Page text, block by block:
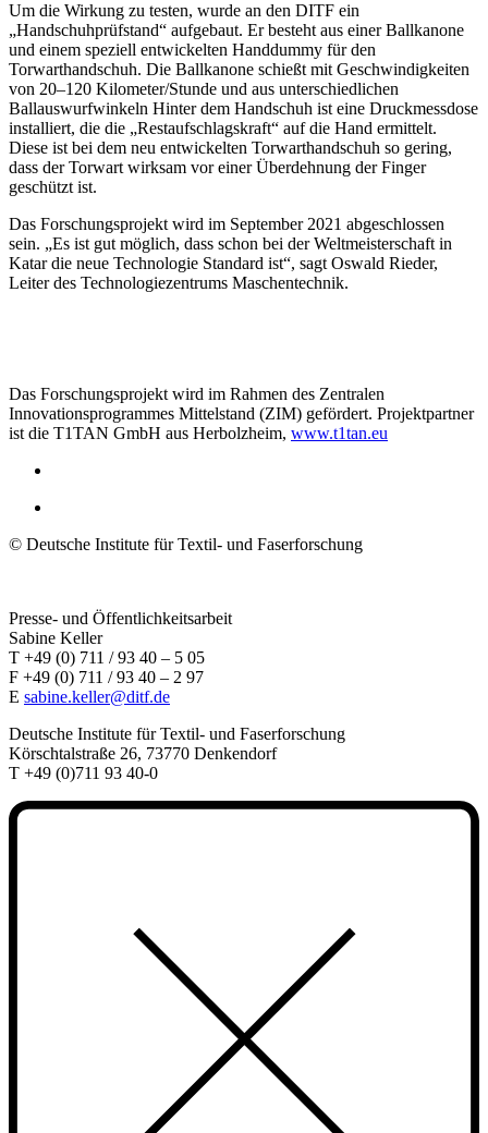
Um die Wirkung zu testen, wurde an den DITF ein
„Handschuhprüfstand“ aufgebaut. Er besteht aus einer Ballkanone
und einem speziell entwickelten Handdummy für den
Torwarthandschuh. Die Ballkanone schießt mit Geschwindigkeiten
von 20–120 Kilometer/Stunde und aus unterschiedlichen
Ballauswurfwinkeln Hinter dem Handschuh ist eine Druckmessdose
installiert, die die „Restaufschlagskraft“ auf die Hand ermittelt.
Diese ist bei dem neu entwickelten Torwarthandschuh so gering,
dass der Torwart wirksam vor einer Überdehnung der Finger
geschützt ist.
Das Forschungsprojekt wird im September 2021 abgeschlossen
sein. „Es ist gut möglich, dass schon bei der Weltmeisterschaft in
Katar die neue Technologie Standard ist“, sagt Oswald Rieder,
Leiter des Technologiezentrums Maschentechnik.
Das Forschungsprojekt wird im Rahmen des Zentralen
Innovationsprogrammes Mittelstand (ZIM) gefördert. Projektpartner
ist die T1TAN GmbH aus Herbolzheim, www.t1tan.eu
© Deutsche Institute für Textil- und Faserforschung
Presse- und Öffentlichkeitsarbeit
Sabine Keller
T +49 (0) 711 / 93 40 – 5 05
F +49 (0) 711 / 93 40 – 2 97
E sabine.keller@ditf.de
Deutsche Institute für Textil- und Faserforschung
Körschtalstraße 26, 73770 Denkendorf
T +49 (0)711 93 40-0